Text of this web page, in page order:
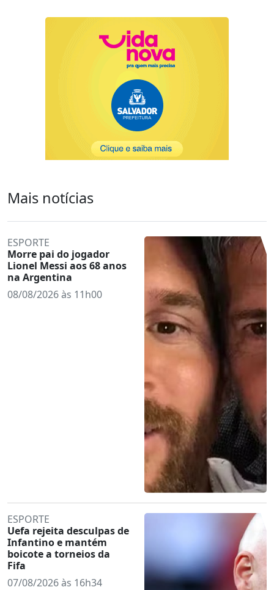
Mais notícias
ESPORTE
Morre pai do jogador
Lionel Messi aos 68 anos
na Argentina
08/08/2026 às 11h00
ESPORTE
Uefa rejeita desculpas de
Infantino e mantém
boicote a torneios da
Fifa
07/08/2026 às 16h34